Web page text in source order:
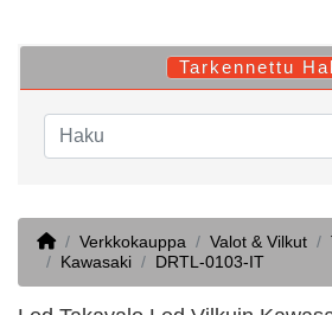
Tarkennettu
HomeVerkkokauppa Valot & Vilkut
Kawasaki
DRTL-0103-IT